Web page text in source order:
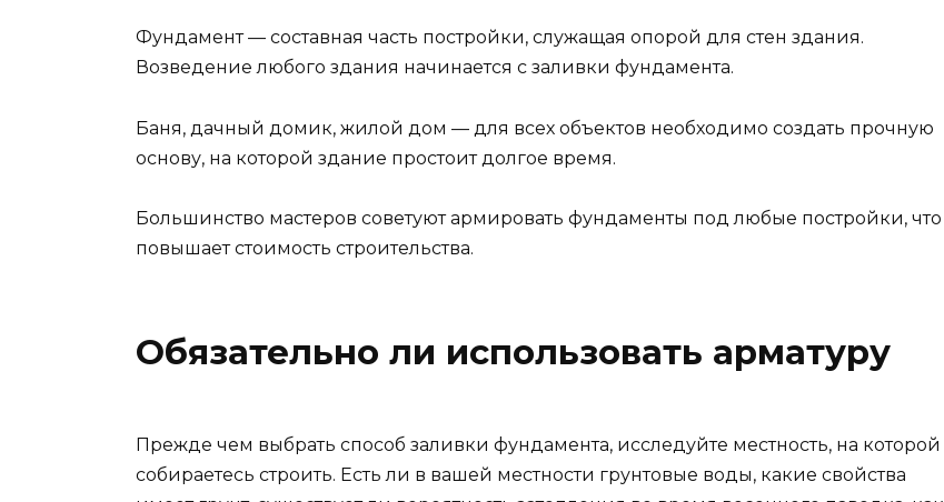
Фундамент — составная часть постройки, служащая опорой для стен здания.
Возведение любого здания начинается с заливки фундамента.
Баня, дачный домик, жилой дом — для всех объектов необходимо создать прочную
основу, на которой здание простоит долгое время.
Большинство мастеров советуют армировать фундаменты под любые постройки, что
повышает стоимость строительства.
Обязательно ли использовать арматуру
Прежде чем выбрать способ заливки фундамента, исследуйте местность, на которой
собираетесь строить. Есть ли в вашей местности грунтовые воды, какие свойства